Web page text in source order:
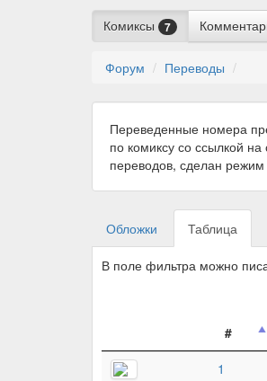
Комиксы 7
Форум Переводы
Переведенные номера
по комиксу со ссылкой
переводов, сделан
Обложки Таблица
В поле фильтра можно
#
1